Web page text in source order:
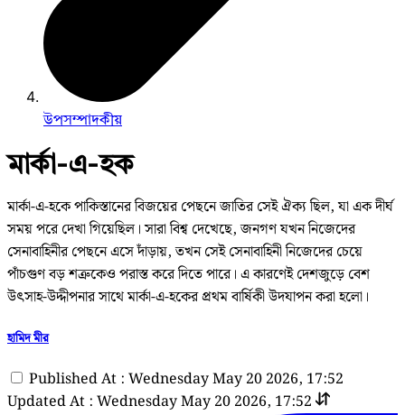
উপসম্পাদকীয়
মার্কা-এ-হক
মার্কা-এ-হকে পাকিস্তানের বিজয়ের পেছনে জাতির সেই ঐক্য ছিল, যা এক দীর্ঘ
সময় পরে দেখা গিয়েছিল। সারা বিশ্ব দেখেছে, জনগণ যখন নিজেদের
সেনাবাহিনীর পেছনে এসে দাঁড়ায়, তখন সেই সেনাবাহিনী নিজেদের চেয়ে
পাঁচগুণ বড় শত্রুকেও পরাস্ত করে দিতে পারে। এ কারণেই দেশজুড়ে বেশ
উৎসাহ-উদ্দীপনার সাথে মার্কা-এ-হকের প্রথম বার্ষিকী উদযাপন করা হলো।
হামিদ মীর
Published At : Wednesday May 20 2026, 17:52
Updated At : Wednesday May 20 2026, 17:52